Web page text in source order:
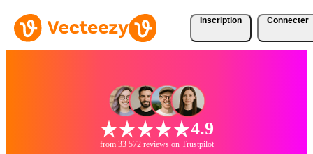
Inscription Connecter
4.9
from 33 572 reviews on Trustpilot